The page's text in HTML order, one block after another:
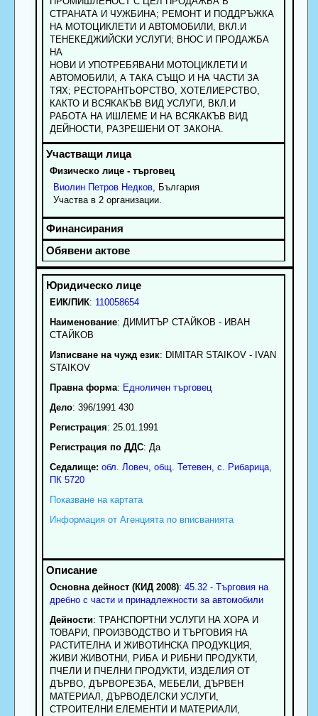
СТРАНАТА И ЧУЖБИНА; РЕМОНТ И ПОДДРЪЖКА
НА МОТОЦИКЛЕТИ И АВТОМОБИЛИ, ВКЛ.И
ТЕНЕКЕДЖИЙСКИ УСЛУГИ; ВНОС И ПРОДАЖБА
НА
НОВИ И УПОТРЕБЯВАНИ МОТОЦИКЛЕТИ И
АВТОМОБИЛИ, А ТАКА СЪЩО И НА ЧАСТИ ЗА
ТЯХ; РЕСТОРАНТЬОРСТВО, ХОТЕЛИЕРСТВО,
КАКТО И ВСЯКАКЪВ ВИД УСЛУГИ, ВКЛ.И
РАБОТА НА ИШЛЕМЕ И НА ВСЯКАКЪВ ВИД
ДЕЙНОСТИ, РАЗРЕШЕНИ ОТ ЗАКОНА.
Физическо лице - търговец
Виолин Петров Недков, България
Участва в 2 организации.
ЕИК/ПИК: 110058654
Наименование: ДИМИТЪР СТАЙКОВ - ИВАН
СТАЙКОВ
Изписване на чужд език: DIMITAR STAIKOV - IVAN
STAIKOV
Правна форма: Едноличен търговец
Дело: 396/1991 430
Регистрация: 25.01.1991
Регистрация по ДДС: Да
Седалище: обл. Ловеч, общ. Тетевен, с. Рибарица,
ПК 5720
Показване на картата
Информация от Агенцията по вписванията
Основна дейност (КИД 2008): 45.32 - Търговия на
дребно с части и принадлежности за автомобили
Дейности: ТРАНСПОРТНИ УСЛУГИ НА ХОРА И
ТОВАРИ, ПРОИЗВОДСТВО И ТЪРГОВИЯ НА
РАСТИТЕЛНА И ЖИВОТИНСКА ПРОДУКЦИЯ,
ЖИВИ ЖИВОТНИ, РИБА И РИБНИ ПРОДУКТИ,
ПЧЕЛИ И ПЧЕЛНИ ПРОДУКТИ, ИЗДЕЛИЯ ОТ
ДЪРВО, ДЪРВОРЕЗБА, МЕБЕЛИ, ДЪРВЕН
МАТЕРИАЛ, ДЪРВОДЕЛСКИ УСЛУГИ,
СТРОИТЕЛНИ ЕЛЕМЕНТИ И МАТЕРИАЛИ,